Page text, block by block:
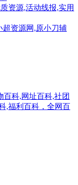
资源,活动线报,实用
超资源网,原小刀辅
百科,网址百科,社团
,福利百科，全网百